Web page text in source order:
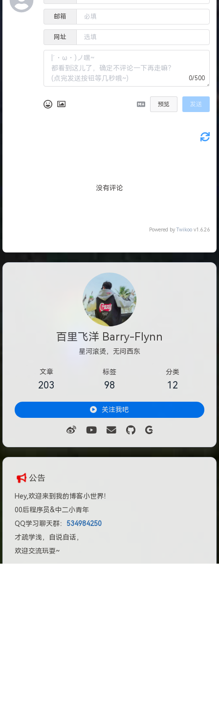
邮箱
网址
0/500
预览 发送
没有评论
Powered byTwikoo v1.6.26
百里飞洋 Barry-Flynn
星河滚烫，无问西东
文章
203
标签
98
分类
12
关注我吧
公告
Hey,欢迎来到我的博客小世界！
00后程序员&中二小青年
QQ学习聊天群： 534984250
才疏学浅，自说自话，
欢迎交流玩耍~